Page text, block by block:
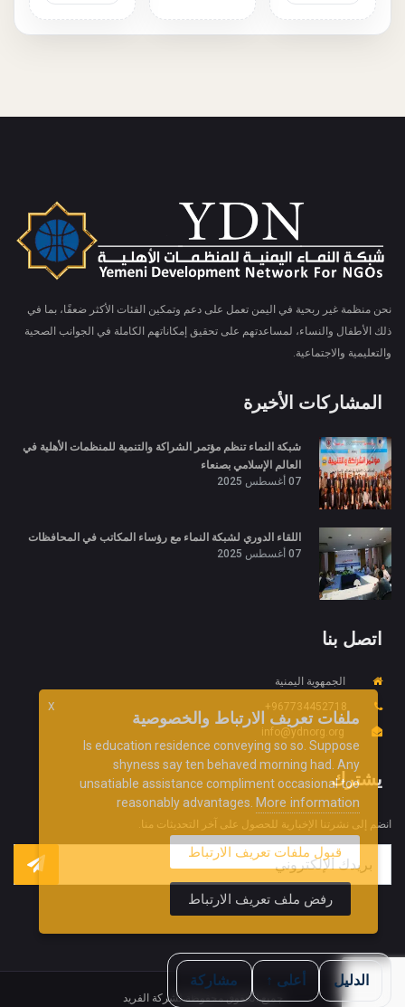
الدليل أعلى ↑ مشاركة
نحن منظمة غير ربحية في اليمن تعمل على دعم وتمكين الفئات الأكثر ضعفًا، بما في
ذلك الأطفال والنساء، لمساعدتهم على تحقيق إمكاناتهم الكاملة في الجوانب الصحية
والتعليمية والاجتماعية.
المشاركات الأخيرة
شبكة النماء تنظم مؤتمر الشراكة والتنمية للمنظمات الأهلية في
العالم الإسلامي بصنعاء
07 أغسطس 2025
اللقاء الدوري لشبكة النماء مع رؤساء المكاتب في المحافظات
07 أغسطس 2025
اتصل بنا
الجمهوية اليمنية
967734452718+
info@ydnorg.org
يشترك
انضم إلى نشرتنا الإخبارية للحصول على آخر التحديثات منا.
جميع الحقوق محفوظة لشركة الفريد
X ملفات تعريف الارتباط والخصوصية
Is education residence conveying so so. Suppose
shyness say ten behaved morning had. Any
unsatiable assistance compliment occasional too
reasonably advantages. More information
قبول ملفات تعريف الارتباط
رفض ملف تعريف الارتباط